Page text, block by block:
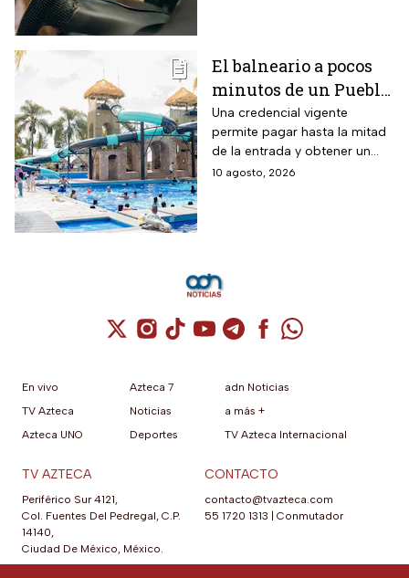
El balneario a pocos
minutos de un Pueblo
Mágico de Querétaro
que da 50% de
descuento a mayores
de 60 años y 30% a
Una credencial vigente
permite pagar hasta la mitad
de la entrada y obtener un
descuento adicional para
10 agosto, 2026
Cuenta de X / Twitter (se abre en una
Cuenta de Instagram (se abre en una
Cuenta de TikTok (se abre en
Cuenta de YouTube (se abre
Cuenta de Telegram (se
Cuenta de
Cuenta de
En vivo
TV Azteca
Azteca UNO
Azteca 7
Noticias
Deportes
adn Noticias
a más +
TV Azteca Internacional
TV AZTECA
Periférico Sur 4121,
Col. Fuentes Del Pedregal, C.P.
14140,
Ciudad De México, México.
CONTACTO
contacto@tvazteca.com
55 1720 1313
Conmutador